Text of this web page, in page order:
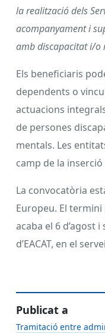
la realització dels
acompanyament i
amb discapacitat i/o
Els beneficiaris
dependents o
actuacions
de persones
mentals. Les
camp de la inserció
La convocatòria
Europeu. El termini
acaba el 6 d’agost
d’EACAT, en el
Publicat a
Tramitació entre